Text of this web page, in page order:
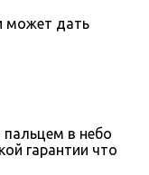
может дать
в небо
гарантии что